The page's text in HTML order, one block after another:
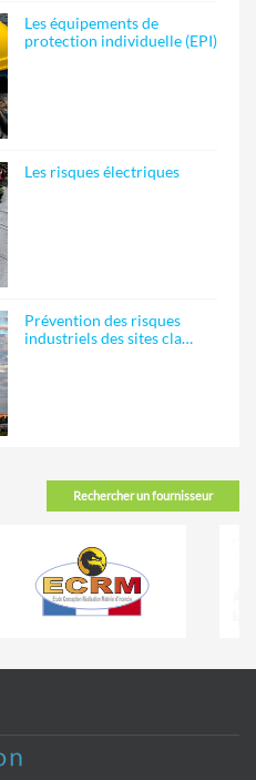
Les équipements de
protection individuelle (EPI)
Les risques électriques
Prévention des risques
industriels des sites cla…
Rechercher un fournisseur